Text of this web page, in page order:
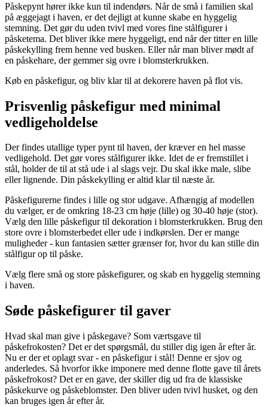
Påskepynt hører ikke kun til indendørs. Når de små i familien skal
på æggejagt i haven, er det dejligt at kunne skabe en hyggelig
stemning. Det gør du uden tvivl med vores fine stålfigurer i
påsketema. Det bliver ikke mere hyggeligt, end når der titter en lille
påskekylling frem henne ved busken. Eller når man bliver mødt af
en påskehare, der gemmer sig ovre i blomsterkrukken.
Køb en påskefigur, og bliv klar til at dekorere haven på flot vis.
Prisvenlig påskefigur med minimal
vedligeholdelse
Der findes utallige typer pynt til haven, der kræver en hel masse
vedligehold. Det gør vores stålfigurer ikke. Idet de er fremstillet i
stål, holder de til at stå ude i al slags vejr. Du skal ikke male, slibe
eller lignende. Din påskekylling er altid klar til næste år.
Påskefigurerne findes i lille og stor udgave. Afhængig af modellen
du vælger, er de omkring 18-23 cm høje (lille) og 30-40 høje (stor).
Vælg den lille påskefigur til dekoration i blomsterkrukken. Brug den
store ovre i blomsterbedet eller ude i indkørslen. Der er mange
muligheder - kun fantasien sætter grænser for, hvor du kan stille din
stålfigur op til påske.
Vælg flere små og store påskefigurer, og skab en hyggelig stemning
i haven.
Søde påskefigurer til gaver
Hvad skal man give i påskegave? Som værtsgave til
påskefrokosten? Det er det spørgsmål, du stiller dig igen år efter år.
Nu er der et oplagt svar - en påskefigur i stål! Denne er sjov og
anderledes. Så hvorfor ikke imponere med denne flotte gave til årets
påskefrokost? Det er en gave, der skiller dig ud fra de klassiske
påskekurve og påskeblomster. Den bliver uden tvivl husket, og den
kan bruges igen år efter år.